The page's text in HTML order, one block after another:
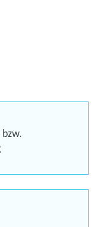
Trainings
jetzt